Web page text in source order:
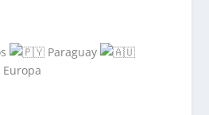
Paraguay
Europa